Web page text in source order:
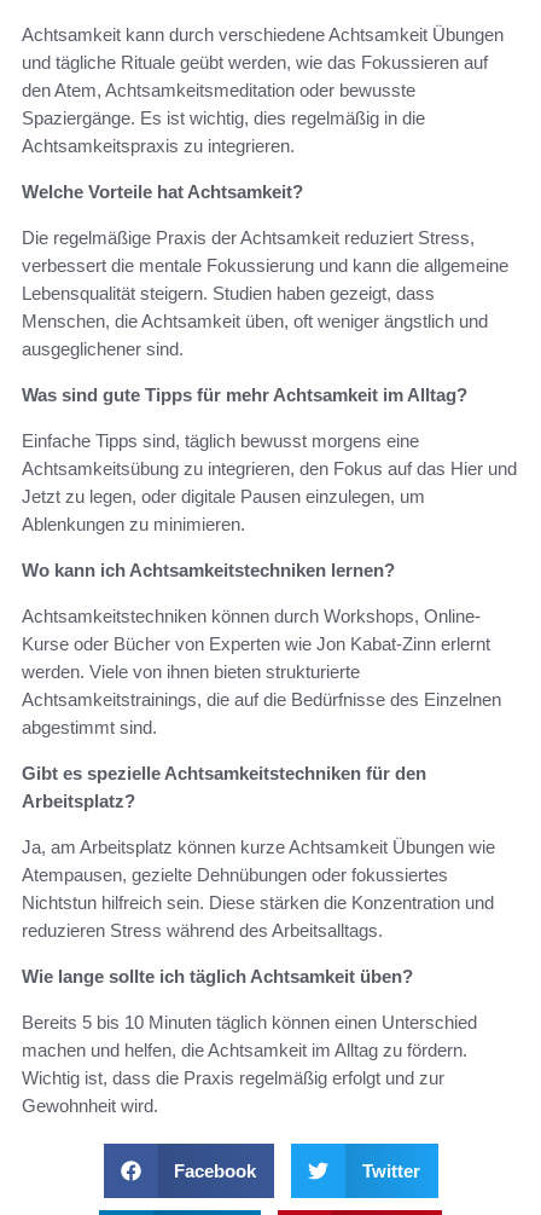
Achtsamkeit kann durch verschiedene Achtsamkeit Übungen
und tägliche Rituale geübt werden, wie das Fokussieren auf
den Atem, Achtsamkeitsmeditation oder bewusste
Spaziergänge. Es ist wichtig, dies regelmäßig in die
Achtsamkeitspraxis zu integrieren.
Welche Vorteile hat Achtsamkeit?
Die regelmäßige Praxis der Achtsamkeit reduziert Stress,
verbessert die mentale Fokussierung und kann die allgemeine
Lebensqualität steigern. Studien haben gezeigt, dass
Menschen, die Achtsamkeit üben, oft weniger ängstlich und
ausgeglichener sind.
Was sind gute Tipps für mehr Achtsamkeit im Alltag?
Einfache Tipps sind, täglich bewusst morgens eine
Achtsamkeitsübung zu integrieren, den Fokus auf das Hier und
Jetzt zu legen, oder digitale Pausen einzulegen, um
Ablenkungen zu minimieren.
Wo kann ich Achtsamkeitstechniken lernen?
Achtsamkeitstechniken können durch Workshops, Online-
Kurse oder Bücher von Experten wie Jon Kabat-Zinn erlernt
werden. Viele von ihnen bieten strukturierte
Achtsamkeitstrainings, die auf die Bedürfnisse des Einzelnen
abgestimmt sind.
Gibt es spezielle Achtsamkeitstechniken für den
Arbeitsplatz?
Ja, am Arbeitsplatz können kurze Achtsamkeit Übungen wie
Atempausen, gezielte Dehnübungen oder fokussiertes
Nichtstun hilfreich sein. Diese stärken die Konzentration und
reduzieren Stress während des Arbeitsalltags.
Wie lange sollte ich täglich Achtsamkeit üben?
Bereits 5 bis 10 Minuten täglich können einen Unterschied
machen und helfen, die Achtsamkeit im Alltag zu fördern.
Wichtig ist, dass die Praxis regelmäßig erfolgt und zur
Gewohnheit wird.
Facebook Twitter